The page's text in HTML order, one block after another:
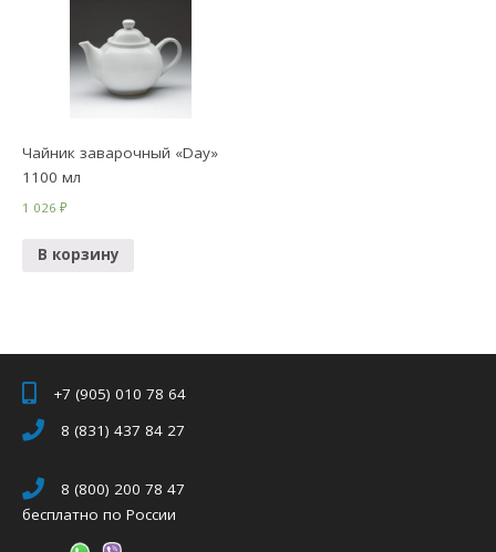
Чайник заварочный «Day»
1100 мл
1 026₽
В корзину
+7 (905) 010 78 64
8 (831) 437 84 27
8 (800) 200 78 47
бесплатно по России